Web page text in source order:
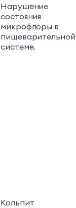
Нарушение
состояния
микрофлоры в
пищеварительной
системе.
Кольпит